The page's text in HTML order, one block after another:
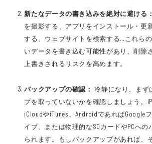
新たなデータの書き込みを絶対に避ける：
を撮影する、アプリをインストール・更
する、ウェブサイトを検索する…これら
いデータを書き込む可能性があり、削除
上書きされるリスクを高めます。
バックアップの確認： 冷静になり、まず
プを取っていないかを確認しましょう。
iCloudやiTunes、AndroidであればGoogle
イブ、または物理的なSDカードやPCへの
られます。もしバックアップがあれば、